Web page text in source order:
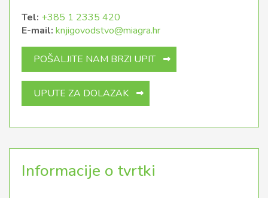
Tel: +385 1 2335 420
E-mail: knjigovodstvo@miagra.hr
POŠALJITE NAM BRZI UPIT
UPUTE ZA DOLAZAK
Informacije o tvrtki